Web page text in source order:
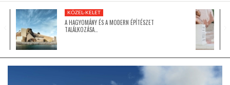
ÁZSIA
KÖZEL-KELET
A HAGYOMÁNY ÉS A MODERN ÉPÍTÉSZET
TALÁLKOZÁSA…